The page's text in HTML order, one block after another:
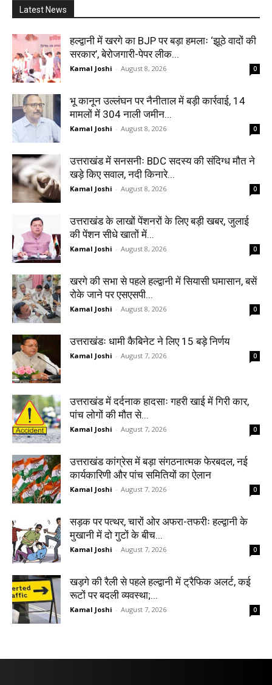
Latest News
हल्द्वानी में खरगे का BJP पर बड़ा हमलाः ‘झूठे वादों की
सरकार’, बेरोजगारी-पेपर लीक...
Kamal Joshi - August 8, 2026 0
भू कानून उल्लंघन पर नैनीताल में बड़ी कार्रवाई, 14
मामलों में 304 नाली जमीन...
Kamal Joshi - August 8, 2026 0
उत्तराखंड में सनसनीः BDC सदस्य की संदिग्ध मौत ने
खड़े किए सवाल, नदी किनारे...
Kamal Joshi - August 8, 2026 0
उत्तराखंड के लाखों पेंशनरों के लिए बड़ी खबर, जुलाई
की पेंशन सीधे खातों में...
Kamal Joshi - August 8, 2026 0
खरगे की सभा से पहले हल्द्वानी में सियासी घमासान, बसें
रोके जाने पर एसएसपी...
Kamal Joshi - August 8, 2026 0
उत्तराखंडः धामी कैबिनेट ने लिए 15 बड़े निर्णय
Kamal Joshi - August 7, 2026 0
उत्तराखंड में दर्दनाक हादसाः गहरी खाई में गिरी कार,
पांच लोगों की मौत से...
Kamal Joshi - August 7, 2026 0
उत्तराखंड कांग्रेस में बड़ा संगठनात्मक फेरबदल, नई
कार्यकारिणी और पांच समितियों का ऐलान
Kamal Joshi - August 7, 2026 0
सड़क पर पत्थर, चारों ओर अफरा-तफरीः हल्द्वानी के
मुखानी में दो गुटों के बीच...
Kamal Joshi - August 7, 2026 0
खड़गे की रैली से पहले हल्द्वानी में ट्रैफिक अलर्ट, कई
रूटों पर बदली व्यवस्था;...
Kamal Joshi - August 7, 2026 0